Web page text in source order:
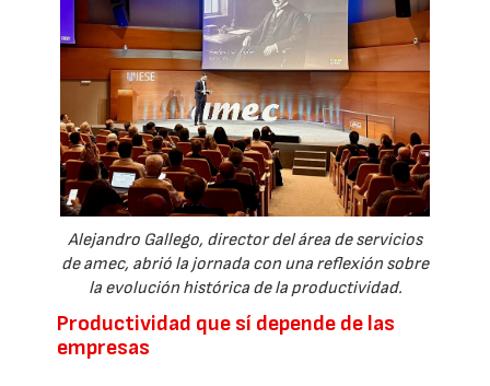
Alejandro Gallego, director del área de servicios
de amec, abrió la jornada con una reflexión sobre
la evolución histórica de la productividad.
Productividad que sí depende de las
empresas